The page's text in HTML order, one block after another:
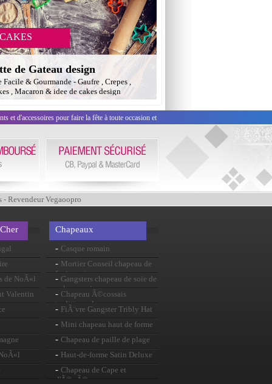
de Gateau design
Facile & Gourmande - Gaufre , Crepes ,
, Macaron & idee de cakes design
et d'accessoires pour faire la fête à toute occasion et
Revendeur Vegaoopro
de NoÃ«l
Valentin
Chapeaux
- Casque romain
- Mortier Conseil chapeau de
feutre noir
- Gangsters chapeau de soie de
velours noirs
- Chapeau Ã©cossais
traditionnel
- FiÃ¨vre Gangster Tribly Hat
- Mini chapeau haut de forme
pourpre
- Chapeau de paille de plage
- Haut-de-forme Satin Deluxe
- Chapeau de Cape et
d'Ã©pÃ©e